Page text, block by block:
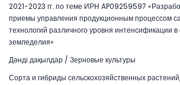
2021-2023 гг. по теме ИРН AP09259597
приемы управления продукционным процессом
технологий различного уровня интенсификации в
земледелия»
Дәнді дақылдар / Зерновые культуры
Сорта и гибриды сельскохозяйственных